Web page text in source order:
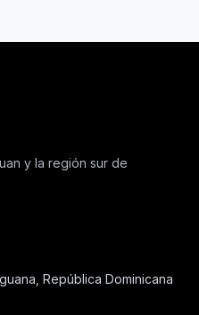
y la región sur de
República Dominicana